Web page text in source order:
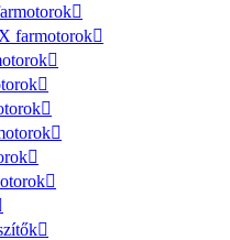
farmotorok